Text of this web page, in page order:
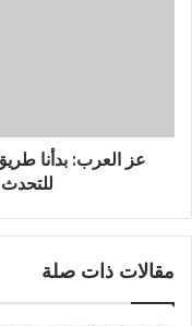
عز العرب: بدأنا
مقالات ذات صلة